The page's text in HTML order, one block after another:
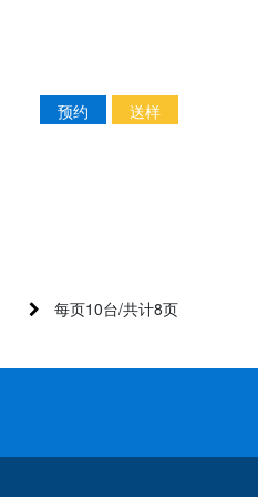
预约
送样
每页10台/共计8页